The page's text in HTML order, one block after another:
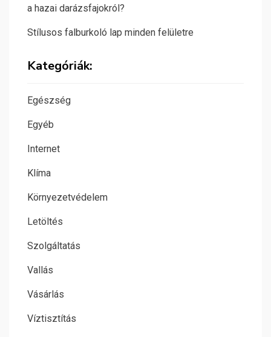
a hazai darázsfajokról?
Stílusos falburkoló lap minden felületre
Kategóriák:
Egészség
Egyéb
Internet
Klíma
Környezetvédelem
Letöltés
Szolgáltatás
Vallás
Vásárlás
Víztisztítás